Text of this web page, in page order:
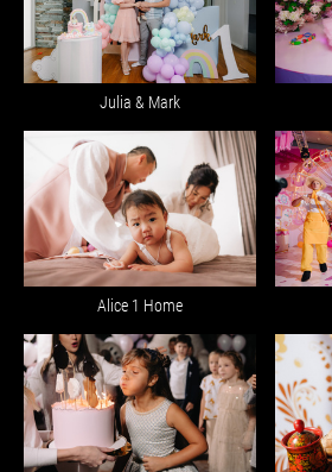
Julia & Mark
Alice 1 Home